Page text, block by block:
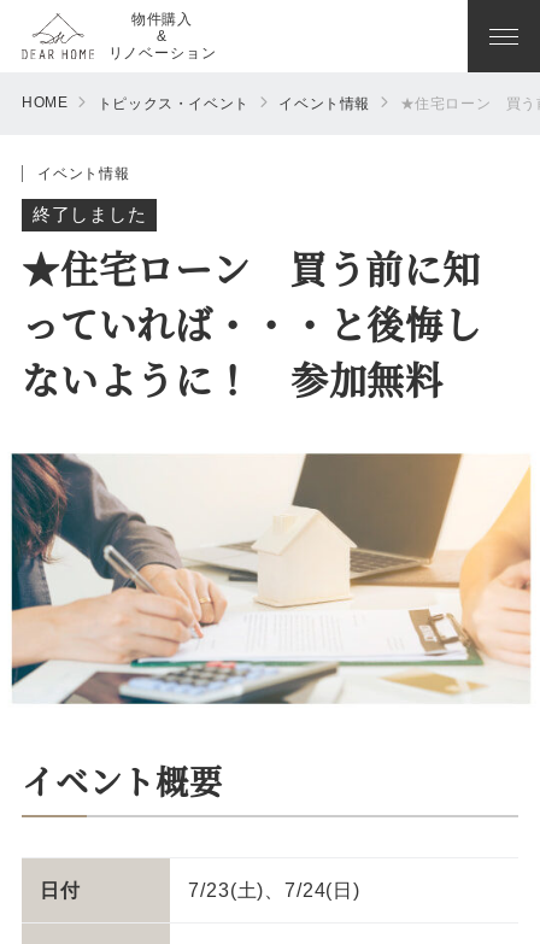
物件購入
&
リノベーション
HOME トピックス・イベント イベント情報 ★住宅ローン 買う
イベント情報
終了しました
★住宅ローン 買う前に知
っていれば・・・と後悔し
ないように！ 参加無料
イベント概要
日付 7/23(土)、7/24(日)